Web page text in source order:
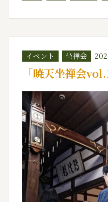
イベント 坐禅会
「暁天坐禅会